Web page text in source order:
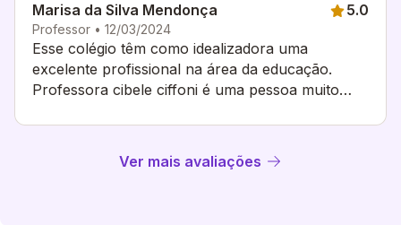
Marisa da Silva Mendonça
Professor • 12/03/2024
5.0
Esse colégio têm como idealizadora uma
excelente profissional na área da educação.
Professora cibele ciffoni é uma pessoa muito
desenvolvimento das crianças. Minha indicação é
Ver mais avaliações